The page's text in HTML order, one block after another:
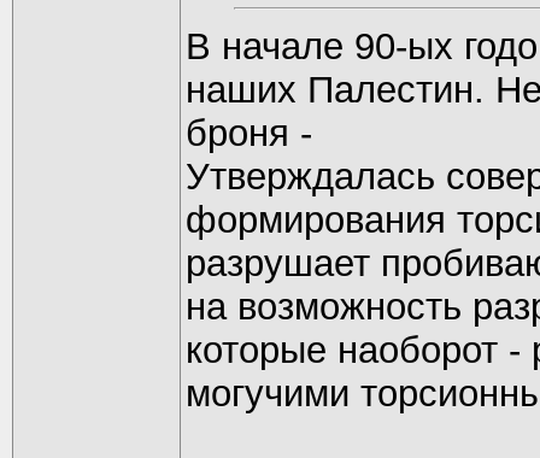
В начале 90-ых
наших Палестин.
броня -
Утверждалась
формирования
разрушает
на возможность
которые наоборот
могучими